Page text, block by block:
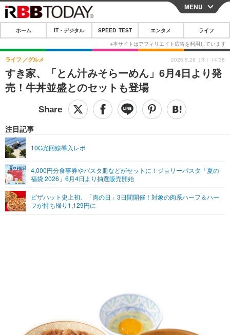
CLOSE
ホーム
IT・デジタル
IT・デジタルTOP スマートフォン
ショッピング その他
SPEED TEST
エンタメTOP 映画・ドラマ
グラビア
ショッピング その他
ライフTOP
その他
リリース一覧
プッシュ通知の停止方法
MENU
ホーム IT・デジタル SPEED TEST エンタメ ライフ
すき家、「とん汁みそらーめん」6月4日より発
売！牛丼並盛とのセットも登場
ライフ グルメ
注目記事
10G光回線導入レポ
4,000円分食事券やパスタ皿などがセットに！ジョリーパスタ「夏の
福袋 2026」6月4日より抽選販売開始
ピザハット史上初、「肉の日」3日間開催！対象の肉系ハーフ＆ハー
フが持ち帰り1,129円に
2026.5.28（木）14:38